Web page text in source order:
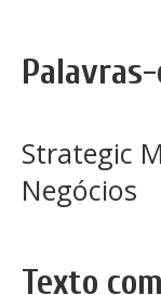
Strategic
Negócios
Texto